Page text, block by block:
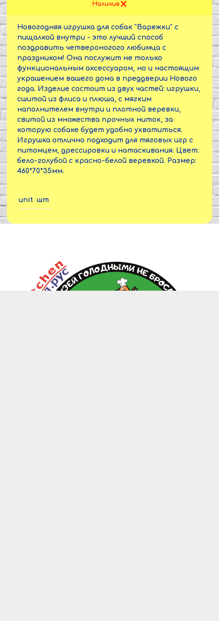
Наличие
Новогодняя игрушка для собак "Варежки" с
пищалкой внутри - это лучший способ
поздравить четвероногого любимца с
праздником! Она послужит не только
функциональным аксессуаром, но и настоящим
украшением вашего дома в преддверии Нового
года. Изделие состоит из двух частей: игрушки,
сшитой из флиса и плюша, с мягким
наполнителем внутри и плотной веревки,
свитой из множества прочных ниток, за
которую собаке будет удобно ухватиться.
Игрушка отлично подходит для тяговых игр с
питомцем, дрессировки и натаскивания. Цвет:
бело-голубой с красно-белой веревкой. Размер:
460*70*35мм.
unit шт